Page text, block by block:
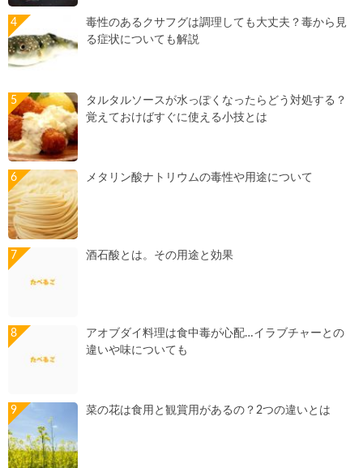
毒性のあるクサフグは調理しても大丈夫？毒から見
る症状についても解説
タルタルソースが水っぽくなったらどう対処する？
覚えておけばすぐに使える小技とは
メタリン酸ナトリウムの毒性や用途について
酒石酸とは。その用途と効果
アオブダイ料理は食中毒が心配…イラブチャーとの
違いや味についても
菜の花は食用と観賞用があるの？2つの違いとは